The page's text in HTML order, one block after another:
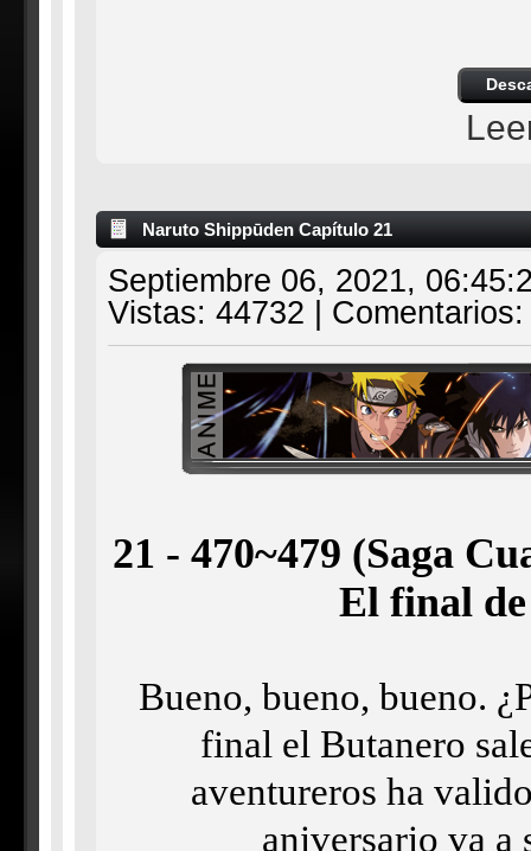
Naruto Shippūden Capítulo 21
Septiembre 06, 2021,
Vistas: 44732 | Comentarios:
21 - 470~479 (Saga
El final
Bueno, bueno, bueno.
final el Butanero
aventureros ha
aniversario va a